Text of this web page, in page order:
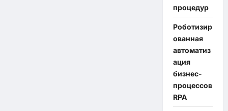
процедур
Роботизир
ованная
автоматиз
ация
бизнес-
процессов
RPA